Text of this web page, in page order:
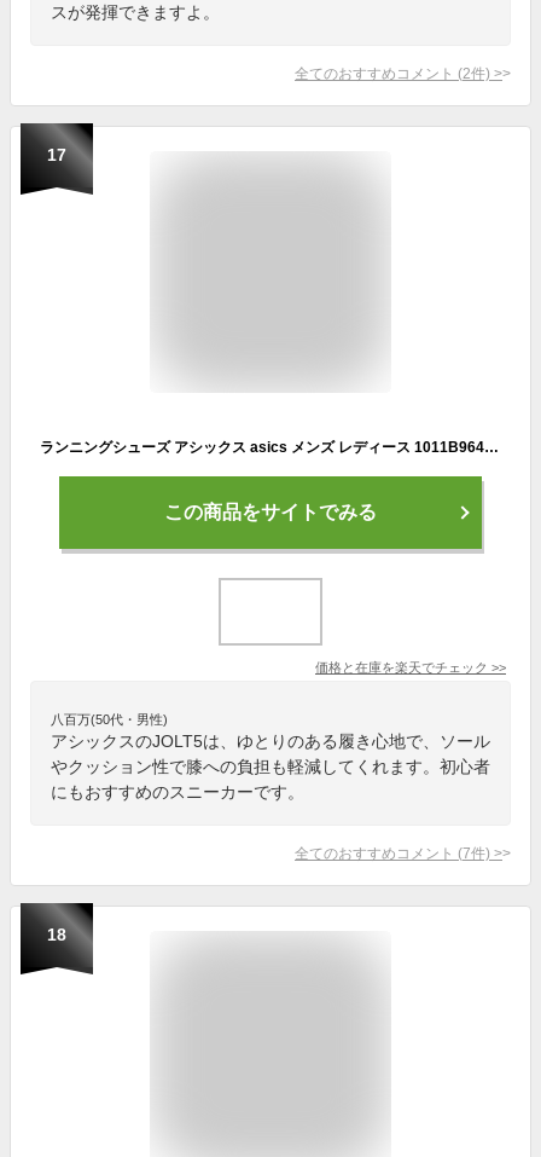
スが発揮できますよ。
全てのおすすめコメント (2件) >
17
ランニングシューズ アシックス asics メンズ レディース 1011B964 JOLT 5 ジョルト5 靴 スニーカー シューズ
この商品をサイトでみる
価格と在庫を楽天でチェック >>
八百万(50代・男性)
アシックスのJOLT5は、ゆとりのある履き心地で、ソール
やクッション性で膝への負担も軽減してくれます。初心者
にもおすすめのスニーカーです。
全てのおすすめコメント (7件) >
18